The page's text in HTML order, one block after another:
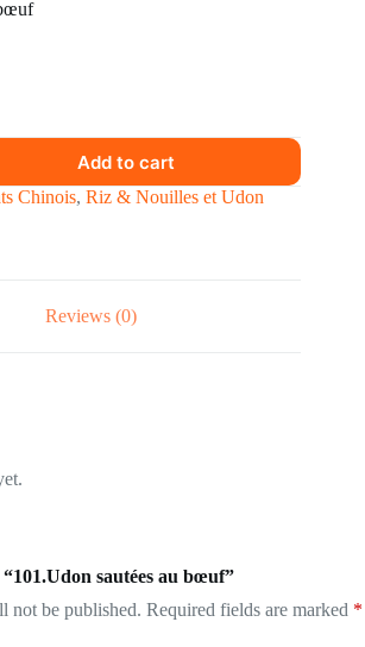
Add to cart
Chinois, Riz & Nouilles et Udon
Reviews (0)
sautées au bœuf”
not be published. Required fields are marked *